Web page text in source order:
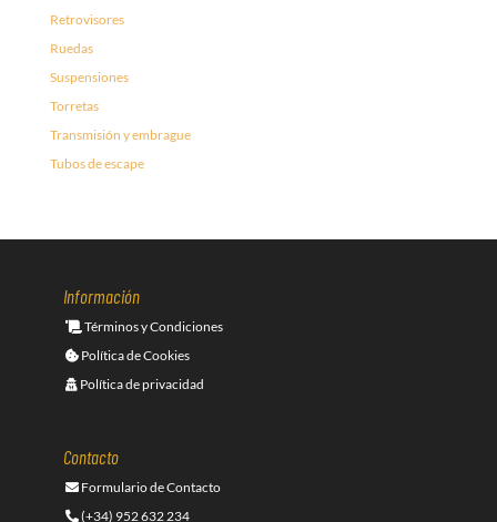
Retrovisores
Ruedas
Suspensiones
Torretas
Transmisión y embrague
Tubos de escape
Información
Términos y Condiciones
Política de Cookies
Política de privacidad
Contacto
Formulario de Contacto
(+34) 952 632 234